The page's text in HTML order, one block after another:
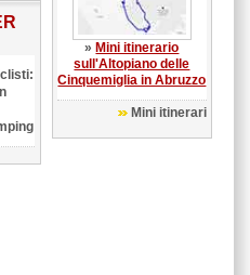
» Mini itinerario
sull'Altopiano delle
Cinquemiglia in Abruzzo
Mini itinerari